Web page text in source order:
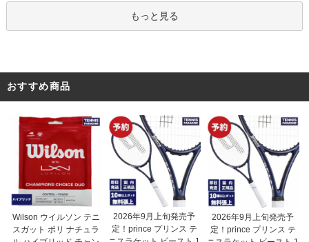
もっと見る
おすすめ商品
Wilson ウイルソン テニ
スガット ポリ ナチュラ
2026年9月上旬発売予
定！prince プリンス テ
2026年9月上旬発売予
定！prince プリンス テ